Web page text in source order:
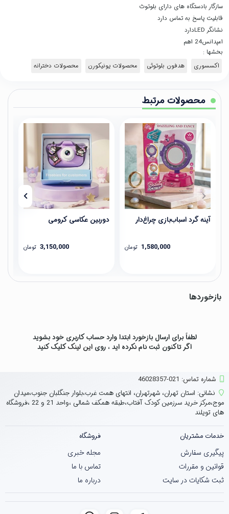
سازگار بادستگاه های دارای بلوتوث
قابلیت پاسخ به تماس دارد
نشانگر LED
دارد
امپدانس24 اهم
بخشها :
اکسسوری
هدفون بلوتوثی محصولات یونیکورن محصولات دخترانه
محصولات مرتبط
آینه گرد اسباب‌بازی چراغ‌دار
1,580,000 تومان
دوربین عکاسی کرومی
3,150,000 تومان
بازخوردها
لطفاً برای ارسال بازخورد ابتدا وارد حساب کاربری خود بشوید
اگر تاکنون ثبت نام نکرده اید ، روی این لینککلیک کنید
شماره تماس‌: 021-46028357
نشانی: استان تهران، شهرتهران، انتهای همت غرب،بلوار جنگلبان جنوب،میدان
موج،مرکز خرید سرزمین کودک آفتاب،طبقه همکف شمالی ،واحد 21 و 22 ،فروشگاه
های تویلند
خدمات مشتریان
پیگیری سفارش
قوانین و مقررات
ثبت شکایات در سایت
فروشگاه
مجله خبری
تماس با ما
درباره ما